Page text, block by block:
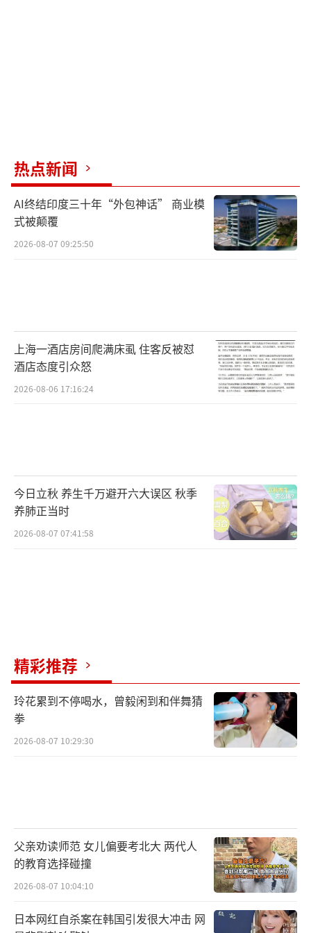
三亚市市场监督管理局工作人员回应称，
该事件还在调查中，如果有最新情况，会积极
回应社会关切。
（责任编辑：zx0001）
热点新闻
AI终结印度三十年“外包神话” 商业模
式被颠覆
2026-08-07 09:25:50
上海一酒店房间爬满床虱 住客反被怼
酒店态度引众怒
2026-08-06 17:16:24
今日立秋 养生千万避开六大误区 秋季
养肺正当时
2026-08-07 07:41:58
精彩推荐
玲花累到不停喝水，曾毅闲到和伴舞猜
拳
2026-08-07 10:29:30
父亲劝读师范 女儿偏要考北大 两代人
的教育选择碰撞
2026-08-07 10:04:10
日本网红自杀案在韩国引发很大冲击 网